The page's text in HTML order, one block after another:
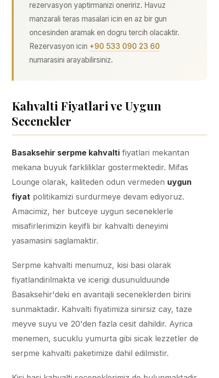
rezervasyon yaptirmanizi oneririz. Havuz
manzarali teras masalari icin en az bir gun
oncesinden aramak en dogru tercih olacaktir.
Rezervasyon icin +90 533 090 23 60
numarasini arayabilirsiniz.
Kahvalti Fiyatlari ve Uygun
Secenekler
Basaksehir serpme kahvalti fiyatlari mekantan
mekana buyuk farkliliklar gostermektedir. Mifas
Lounge olarak, kaliteden odun vermeden uygun
fiyat politikamizi surdurmeye devam ediyoruz.
Amacimiz, her butceye uygun seceneklerle
misafirlerimizin keyifli bir kahvalti deneyimi
yasamasini saglamaktir.
Serpme kahvalti menumuz, kisi basi olarak
fiyatlandirilmakta ve icerigi dusunulduunde
Basaksehir'deki en avantajli seceneklerden birini
sunmaktadir. Kahvalti fiyatimiza sinirsiz cay, taze
meyve suyu ve 20'den fazla cesit dahildir. Ayrica
menemen, sucuklu yumurta gibi sicak lezzetler de
serpme kahvalti paketimize dahil edilmistir.